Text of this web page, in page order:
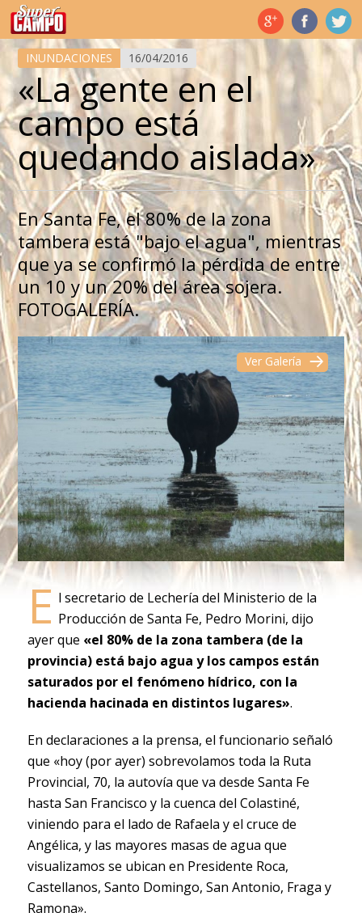
Temas de hoy
INUNDACIONES 16/04/2016
«La gente en el
campo está
quedando aislada»
En Santa Fe, el 80% de la zona
tambera está "bajo el agua", mientras
que ya se confirmó la pérdida de entre
un 10 y un 20% del área sojera.
FOTOGALERÍA.
Ver Galería
E l secretario de Lechería del Ministerio de la
Producción de Santa Fe, Pedro Morini, dijo
ayer que «el 80% de la zona tambera (de la
provincia) está bajo agua y los campos están
saturados por el fenómeno hídrico, con la
hacienda hacinada en distintos lugares».
En declaraciones a la prensa, el funcionario señaló
que «hoy (por ayer) sobrevolamos toda la Ruta
Provincial, 70, la autovía que va desde Santa Fe
hasta San Francisco y la cuenca del Colastiné,
viniendo para el lado de Rafaela y el cruce de
Angélica, y las mayores masas de agua que
visualizamos se ubican en Presidente Roca,
Castellanos, Santo Domingo, San Antonio, Fraga y
Ramona».